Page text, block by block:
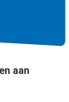
aan